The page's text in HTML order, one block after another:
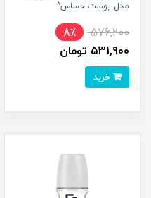
مدل پوست حساس^
576,200
8٪
531,900 تومان